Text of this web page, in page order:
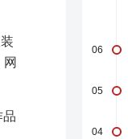
品
06
05
04